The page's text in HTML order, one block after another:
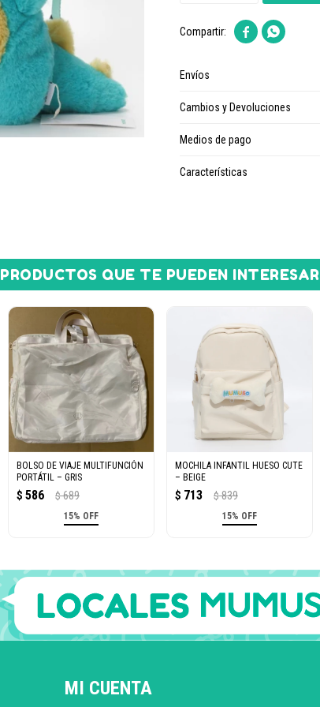
 
Envíos
Cambios y Devoluciones
Medios de pago
Características
PRODUCTOS QUE TE PUEDEN INTERESAR
BOLSO DE VIAJE MULTIFUNCIÓN
PORTÁTIL – GRIS
$ 586 $ 689
15% OFF
MOCHILA INFANTIL HUESO CUTE
– BEIGE
$ 713 $ 839
15% OFF
MI CUENTA